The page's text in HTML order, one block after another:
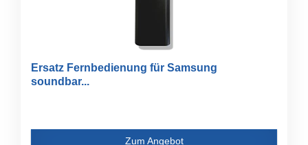
Ersatz Fernbedienung für Samsung
soundbar...
Zum Angebot